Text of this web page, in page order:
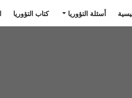
أسئلة التؤوريا كتاب التؤوريا